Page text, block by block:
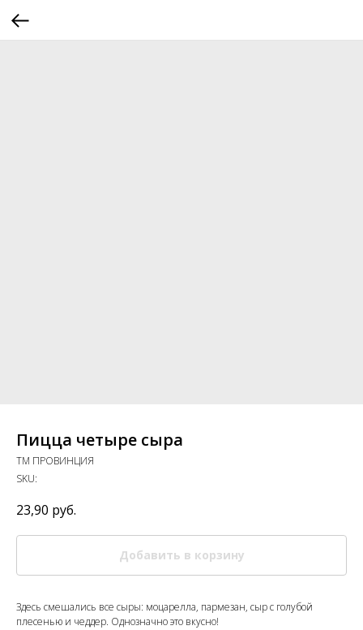
Пицца четыре сыра
ТМ ПРОВИНЦИЯ
SKU:
23,90 руб.
Добавить в корзину
Здесь смешались все сыры: моцарелла, пармезан, сыр с голубой
плесенью и чеддер. Однозначно это вкусно!